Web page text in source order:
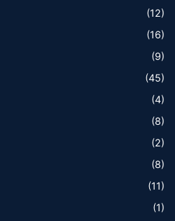
(12)
(16)
(9)
(45)
(4)
(8)
(2)
(8)
(11)
(1)